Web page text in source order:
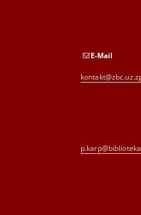
E-Mail